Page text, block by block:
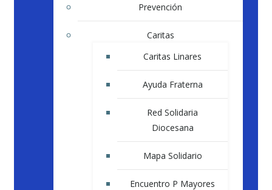
Prevención
Caritas
Caritas Linares
Ayuda Fraterna
Red Solidaria
Diocesana
Mapa Solidario
Encuentro P Mayores